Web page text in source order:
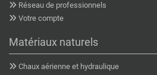
Réseau de professionnels
Votre compte
Matériaux naturels
Chaux aérienne et hydraulique